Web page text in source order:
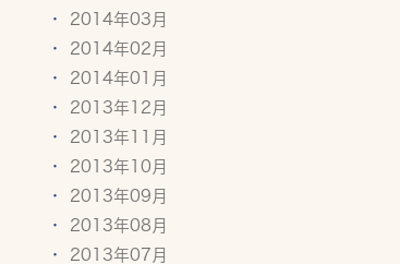
2014年03月
2014年02月
2014年01月
2013年12月
2013年11月
2013年10月
2013年09月
2013年08月
2013年07月